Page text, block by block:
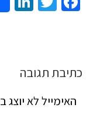
כתיבת תגובה
האימייל לא יוצג